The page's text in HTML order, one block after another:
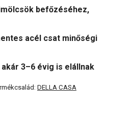
befőzéséhez,
acél csat minőségi
3–6 évig is elállnak
DELLA CASA